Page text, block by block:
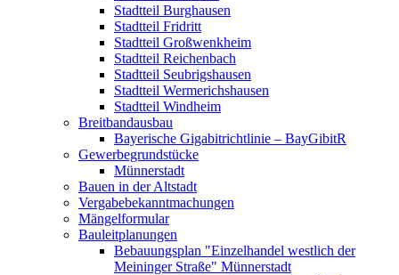
Stadtteil Burghausen
Stadtteil Fridritt
Stadtteil Großwenkheim
Stadtteil Reichenbach
Stadtteil Seubrigshausen
Stadtteil Wermerichshausen
Stadtteil Windheim
Breitbandausbau
Bayerische Gigabitrichtlinie – BayGibitR
Gewerbegrundstücke
Münnerstadt
Bauen in der Altstadt
Vergabebekanntmachungen
Mängelformular
Bauleitplanungen
Bebauungsplan "Einzelhandel westlich der
Meininger Straße" Münnerstadt